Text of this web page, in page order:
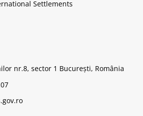
Settlements
nr.8, sector 1 București, România